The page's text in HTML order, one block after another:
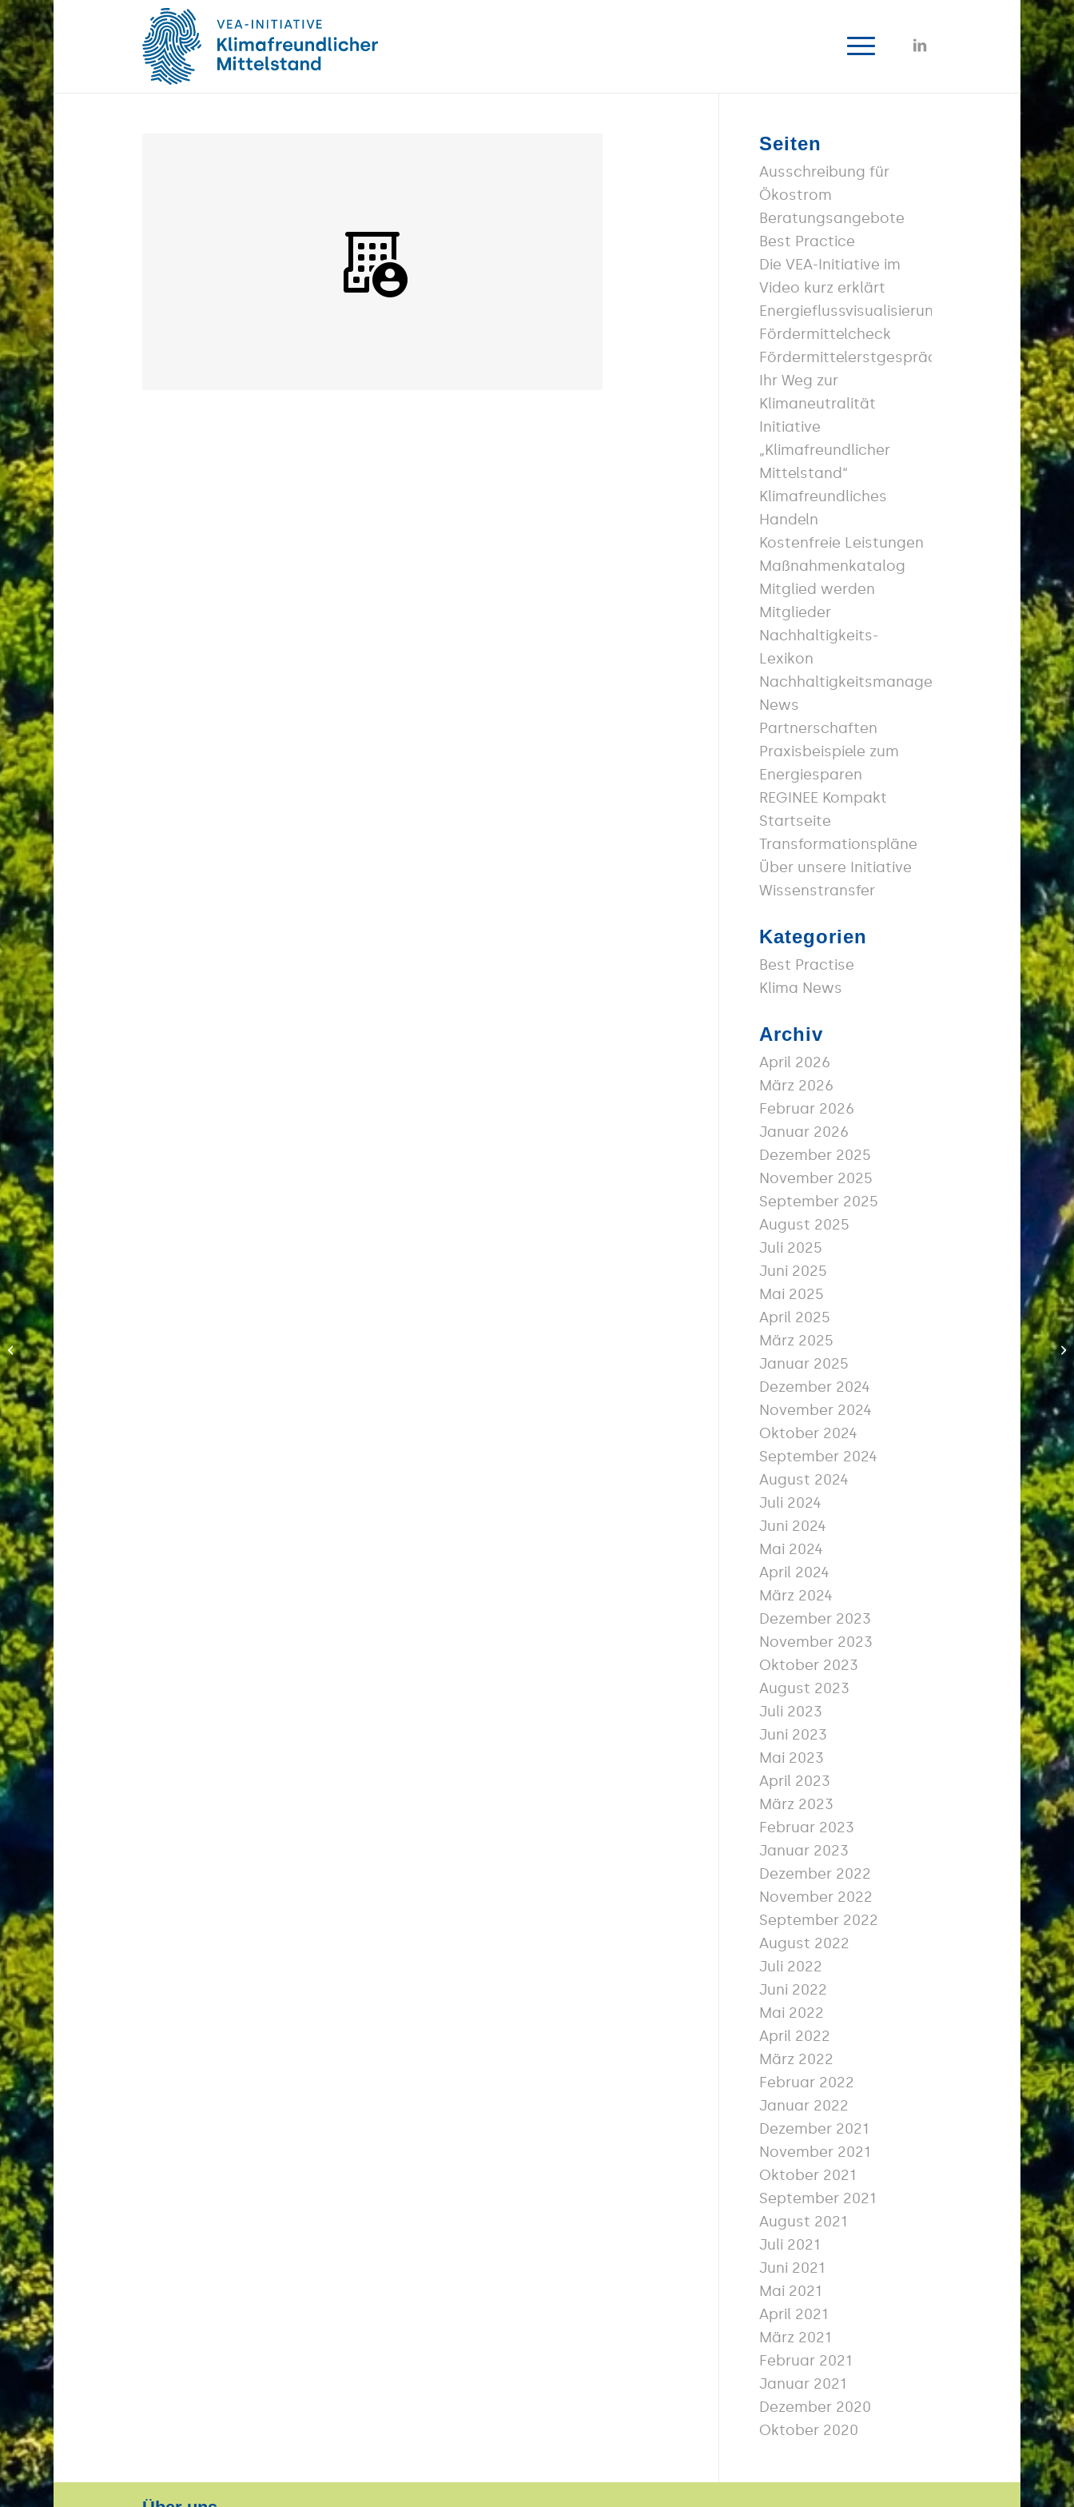
Seiten
Ausschreibung für
Ökostrom
Beratungsangebote
Best Practice
Die VEA-Initiative im
Video kurz erklärt
Energieflussvisualisierung
Fördermittelcheck
Fördermittelerstgespräch
Ihr Weg zur
Klimaneutralität
Initiative
„Klimafreundlicher
Mittelstand“
Klimafreundliches
Handeln
Kostenfreie Leistungen
Maßnahmenkatalog
Mitglied werden
Mitglieder
Nachhaltigkeits-
Lexikon
Nachhaltigkeitsmanagement
News
Partnerschaften
Praxisbeispiele zum
Energiesparen
REGINEE Kompakt
Startseite
Transformationspläne
Über unsere Initiative
Wissenstransfer
Kategorien
Best Practise
Klima News
Archiv
April 2026
März 2026
Februar 2026
Januar 2026
Dezember 2025
November 2025
September 2025
August 2025
Juli 2025
Juni 2025
Mai 2025
April 2025
März 2025
Januar 2025
Dezember 2024
November 2024
Oktober 2024
September 2024
August 2024
Juli 2024
Juni 2024
Mai 2024
April 2024
März 2024
Dezember 2023
November 2023
Oktober 2023
August 2023
Juli 2023
Juni 2023
Mai 2023
April 2023
März 2023
Februar 2023
Januar 2023
Dezember 2022
November 2022
September 2022
August 2022
Juli 2022
Juni 2022
Mai 2022
April 2022
März 2022
Februar 2022
Januar 2022
Dezember 2021
November 2021
Oktober 2021
September 2021
August 2021
Juli 2021
Juni 2021
Mai 2021
April 2021
März 2021
Februar 2021
Januar 2021
Dezember 2020
Oktober 2020
CLW Clausthaler
Laser- und
Werkstofftechnik
GmbH